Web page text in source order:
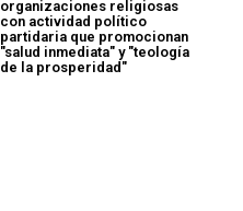
organizaciones religiosas
con actividad político
partidaria que promocionan
"salud inmediata" y "teología
de la prosperidad"